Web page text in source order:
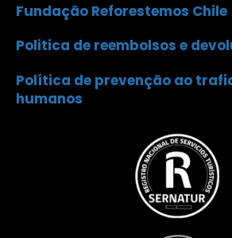
Fundação Reforestemos Chile
Politica de reembolsos e
Política de prevenção ao
humanos